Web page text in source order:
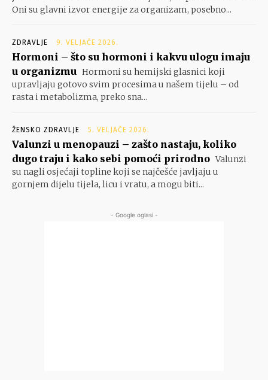
Oni su glavni izvor energije za organizam, posebno...
ZDRAVLJE 9. VELJAČE 2026.
Hormoni – što su hormoni i kakvu ulogu imaju
u organizmu Hormoni su hemijski glasnici koji
upravljaju gotovo svim procesima u našem tijelu – od
rasta i metabolizma, preko sna...
ŽENSKO ZDRAVLJE 5. VELJAČE 2026.
Valunzi u menopauzi – zašto nastaju, koliko
dugo traju i kako sebi pomoći prirodno Valunzi
su nagli osjećaji topline koji se najčešće javljaju u
gornjem dijelu tijela, licu i vratu, a mogu biti...
- Google oglasi -